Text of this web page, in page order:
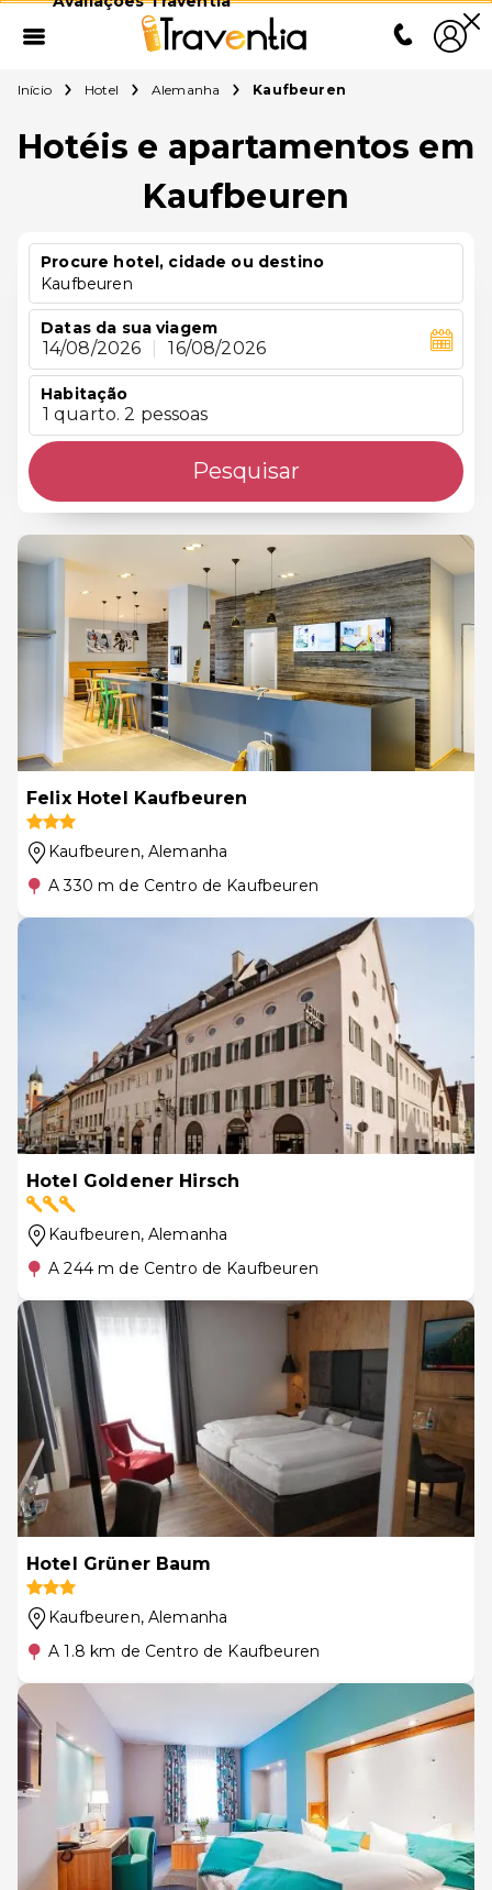
Início Hotel Alemanha Kaufbeuren
Hotéis e apartamentos em
Kaufbeuren
Procure hotel, cidade ou destino
Kaufbeuren
Datas da sua viagem
14/08/2026 16/08/2026
Habitação
1 quarto. 2 pessoas
Pesquisar
Felix Hotel Kaufbeuren
Kaufbeuren, Alemanha
A 330 m de Centro de Kaufbeuren
Hotel Goldener Hirsch
Kaufbeuren, Alemanha
A 244 m de Centro de Kaufbeuren
Hotel Grüner Baum
Kaufbeuren, Alemanha
A 1.8 km de Centro de Kaufbeuren